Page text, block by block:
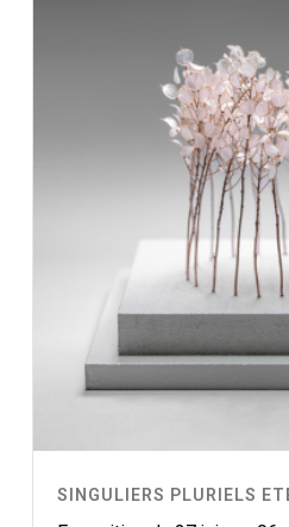
SINGULIERS PLURIELS